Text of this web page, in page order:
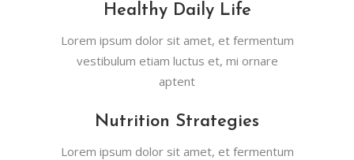
Healthy Daily Life
Lorem ipsum dolor sit amet, et fermentum
vestibulum etiam luctus et, mi ornare
aptent
Nutrition Strategies
Lorem ipsum dolor sit amet, et fermentum